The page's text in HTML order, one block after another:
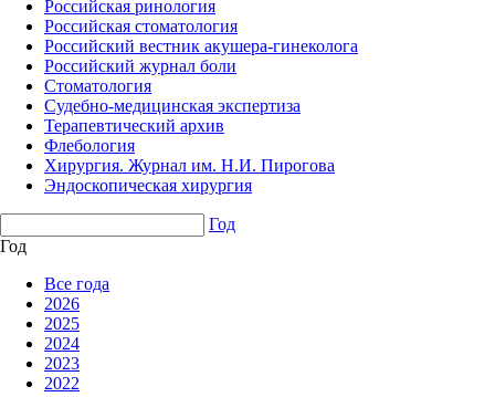
Российская ринология
Российская стоматология
Российский вестник акушера-гинеколога
Российский журнал боли
Стоматология
Судебно-медицинская экспертиза
Терапевтический архив
Флебология
Хирургия. Журнал им. Н.И. Пирогова
Эндоскопическая хирургия
Год
Год
Все года
2026
2025
2024
2023
2022